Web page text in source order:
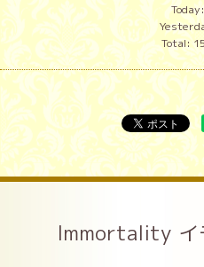
Total:
Immortality イ